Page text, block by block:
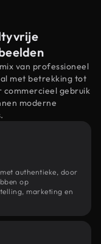
van professioneel
met betrekking tot
gebruik
moderne
authentieke, door
op
marketing en